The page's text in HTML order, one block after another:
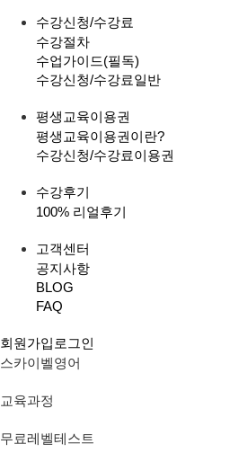
수강신청/수강료
수강절차
수업가이드(필독)
수강신청/수강료일반
평생교육이용권
평생교육이용권이란?
수강신청/수강료이용권
수강후기
100% 리얼후기
고객센터
공지사항
BLOG
FAQ
회원가입 로그인
스카이벨영어
교육과정
무료레벨테스트